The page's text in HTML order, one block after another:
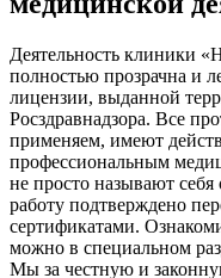
Деятельность клиники
полностью прозрачна и
лицензии, выданной
Росздравнадзора. Все
применяем, имеют
профессиональным
не просто называют
работу подтверждено
сертификатами.
можно в специальном
Мы за честную и